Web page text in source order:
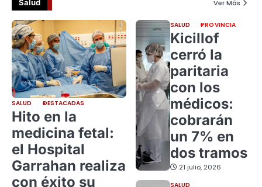
Salud Ver Más
SALUD DESTACADAS
Hito en la
medicina fetal:
el Hospital
Garrahan realiza
con éxito su
SALUD PROVINCIA
Kicillof
cerró la
paritaria
con los
médicos:
cobrarán
un 7% en
dos tramos
21 julio, 2026
SALUD